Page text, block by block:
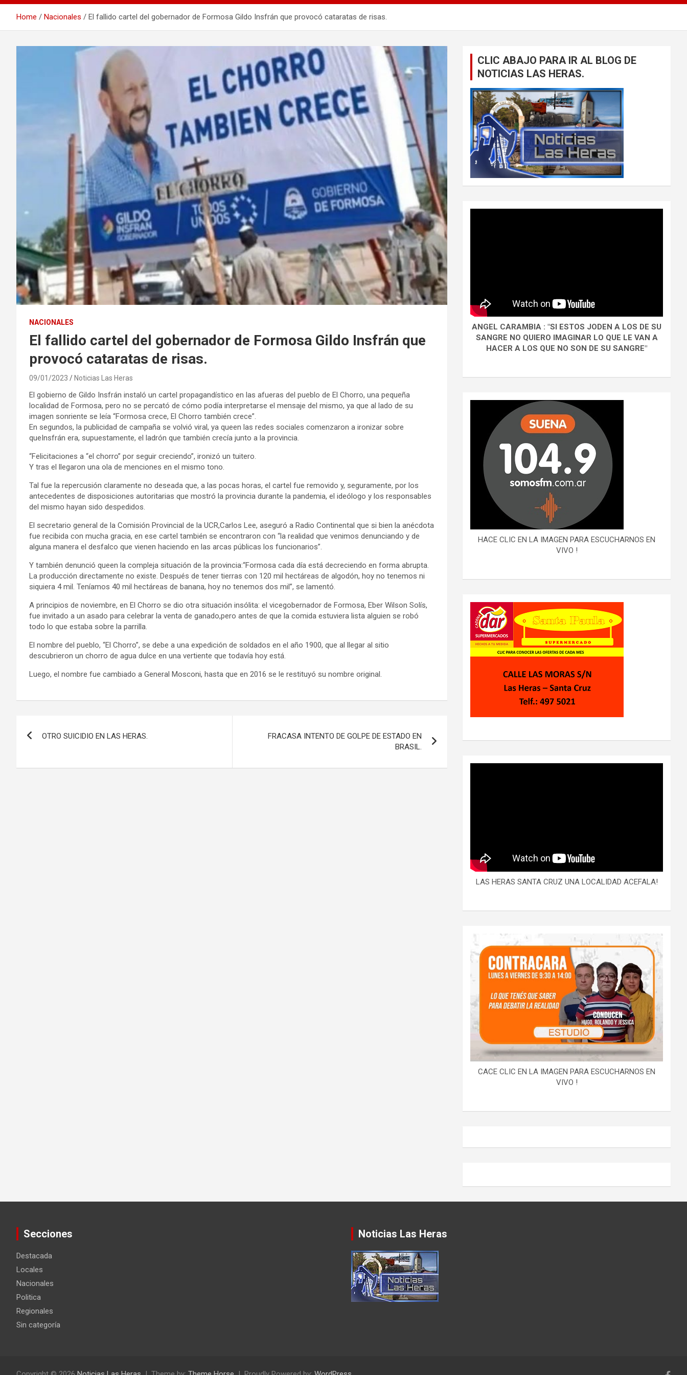
Home Nacionales El fallido cartel del gobernador de Formosa Gildo Insfrán que provocó cataratas de risas.
NACIONALES
El fallido cartel del gobernador de Formosa Gildo Insfrán que
provocó cataratas de risas.
09/01/2023 Noticias Las Heras
El gobierno de Gildo Insfrán instaló un cartel propagandístico en las afueras del pueblo de El Chorro, una pequeña
localidad de Formosa, pero no se percató de cómo podía interpretarse el mensaje del mismo, ya que al lado de su
imagen sonriente se leía “Formosa crece, El Chorro también crece”.
En segundos, la publicidad de campaña se volvió viral, ya queen las redes sociales comenzaron a ironizar sobre
queInsfrán era, supuestamente, el ladrón que también crecía junto a la provincia.
“Felicitaciones a “el chorro” por seguir creciendo”, ironizó un tuitero.
Y tras el llegaron una ola de menciones en el mismo tono.
Tal fue la repercusión claramente no deseada que, a las pocas horas, el cartel fue removido y, seguramente, por los
antecedentes de disposiciones autoritarias que mostró la provincia durante la pandemia, el ideólogo y los responsables
del mismo hayan sido despedidos.
El secretario general de la Comisión Provincial de la UCR,Carlos Lee, aseguró a Radio Continental que si bien la anécdota
fue recibida con mucha gracia, en ese cartel también se encontraron con “la realidad que venimos denunciando y de
alguna manera el desfalco que vienen haciendo en las arcas públicas los funcionarios”.
Y también denunció queen la compleja situación de la provincia:“Formosa cada día está decreciendo en forma abrupta.
La producción directamente no existe. Después de tener tierras con 120 mil hectáreas de algodón, hoy no tenemos ni
siquiera 4 mil. Teníamos 40 mil hectáreas de banana, hoy no tenemos dos mil”, se lamentó.
A principios de noviembre, en El Chorro se dio otra situación insólita: el vicegobernador de Formosa, Eber Wilson Solís,
fue invitado a un asado para celebrar la venta de ganado,pero antes de que la comida estuviera lista alguien se robó
todo lo que estaba sobre la parrilla.
El nombre del pueblo, “El Chorro”, se debe a una expedición de soldados en el año 1900, que al llegar al sitio
descubrieron un chorro de agua dulce en una vertiente que todavía hoy está.
Luego, el nombre fue cambiado a General Mosconi, hasta que en 2016 se le restituyó su nombre original.
entradas
OTRO SUICIDIO EN LAS HERAS.
FRACASA INTENTO DE GOLPE DE ESTADO EN
BRASIL.
CLIC ABAJO PARA IR AL BLOG DE
NOTICIAS LAS HERAS.
ANGEL CARAMBIA : "SI ESTOS JODEN A LOS DE SU
SANGRE NO QUIERO IMAGINAR LO QUE LE VAN A
HACER A LOS QUE NO SON DE SU SANGRE"
HACE CLIC EN LA IMAGEN PARA ESCUCHARNOS EN
VIVO !
LAS HERAS SANTA CRUZ UNA LOCALIDAD ACEFALA!
CACE CLIC EN LA IMAGEN PARA ESCUCHARNOS EN
VIVO !
Secciones
Destacada
Locales
Nacionales
Politica
Regionales
Sin categoría
Noticias Las Heras